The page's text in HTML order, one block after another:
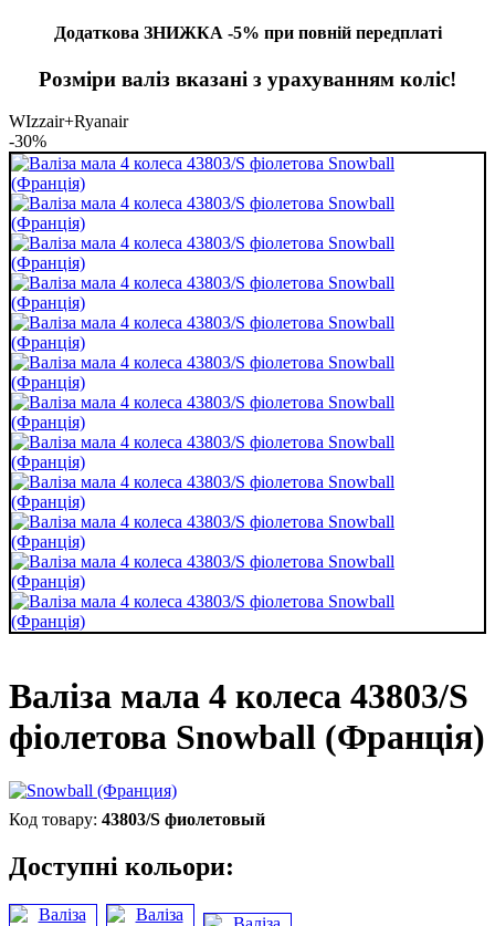
Додаткова ЗНИЖКА -5% при повній передплаті
Розміри валіз вказані з урахуванням коліс!
WIzzair+Ryanair
-30%
Валіза мала 4 колеса 43803/S
фіолетова Snowball (Франція)
43803/S фиолетовый
Доступні кольори: